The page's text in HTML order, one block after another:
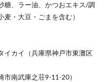
糖、ラー油、かつおエキス/調
・大豆・ごまを含む）
イカイ（兵庫県神戸市東灘区
市南武庫之荘9-11-20）